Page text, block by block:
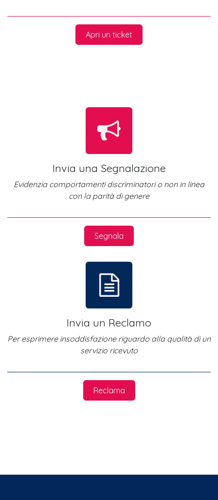
Apri un ticket
Invia una Segnalazione
Evidenzia comportamenti discriminatori o non in linea
con la parità di genere
Segnala
Invia un Reclamo
Per esprimere insoddisfazione riguardo alla qualità di un
servizio ricevuto
Reclama